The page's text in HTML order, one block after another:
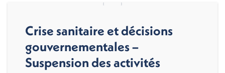
Crise sanitaire et décisions
gouvernementales –
Suspension des activités